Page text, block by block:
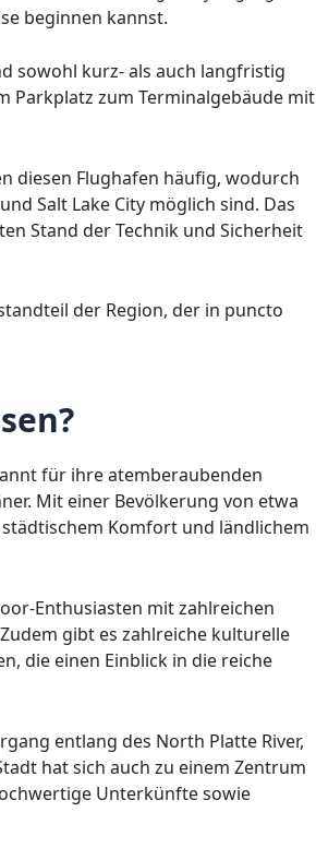
beginnen kannst.
sowohl kurz- als auch langfristig
Parkplatz zum Terminalgebäude mit
diesen Flughafen häufig, wodurch
Salt Lake City möglich sind. Das
Stand der Technik und Sicherheit
der Region, der in puncto
für ihre atemberaubenden
Mit einer Bevölkerung von etwa
Komfort und ländlichem
Enthusiasten mit zahlreichen
gibt es zahlreiche kulturelle
die einen Einblick in die reiche
entlang des North Platte River,
hat sich auch zu einem Zentrum
Unterkünfte sowie